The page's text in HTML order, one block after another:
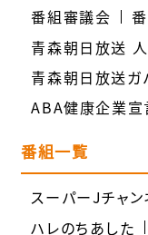
番組審議会
青森朝日放送
青森朝日放送ガ
ABA健康企業宣
番組一覧
スーパーJチャン
ハレのちあした